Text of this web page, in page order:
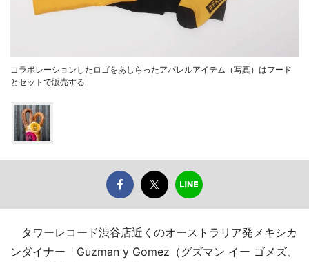
コラボレーションしたロゴをあしらったアパレルアイテム（写真）はフード
とセットで販売する
タワーレコード渋谷店近くのオーストラリア発メキシカ
ンダイナー「Guzman y Gomez（グズマン イー ゴメズ、